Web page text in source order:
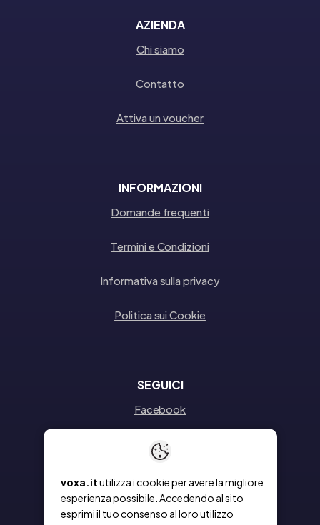
voxa.itutilizza i cookie per avere la migliore
esperienza possibile. Accedendo al sito
esprimi il tuo consenso al loro utilizzo
AZIENDA
Chi siamo
Contatto
Attiva un voucher
INFORMAZIONI
Domande frequenti
Termini e Condizioni
Informativa sulla privacy
Politica sui Cookie
SEGUICI
Facebook
Instagram
Linkedin